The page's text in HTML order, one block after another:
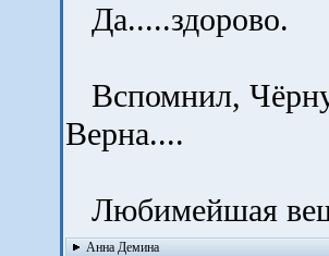
Да.....здорово.
Вспомнил,
Верна....
Любимейшая
Анна Демина